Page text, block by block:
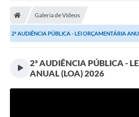
Portal da Transparência
Turismo
Galeria de Vídeos
2ª AUDIÊNCIA PÚBLICA - LEI ORÇAMENTÁRIA
2ª AUDIÊNCIA PÚBLICA -
ANUAL (LOA) 2026